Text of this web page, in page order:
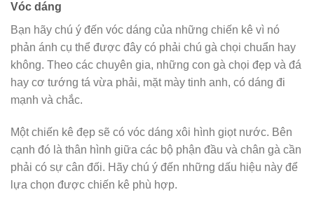
Vóc dáng
Bạn hãy chú ý đến vóc dáng của những chiến kê vì nó
phản ánh cụ thể được đây có phải chú gà chọi chuẩn hay
không. Theo các chuyên gia, những con gà chọi đẹp và đá
hay cơ tướng tá vừa phải, mặt mày tinh anh, có dáng đi
mạnh và chắc.
Một chiến kê đẹp sẽ có vóc dáng xôi hình giọt nước. Bên
cạnh đó là thân hình giữa các bộ phận đầu và chân gà cần
phải có sự cân đối. Hãy chú ý đến những dấu hiệu này để
lựa chọn được chiến kê phù hợp.